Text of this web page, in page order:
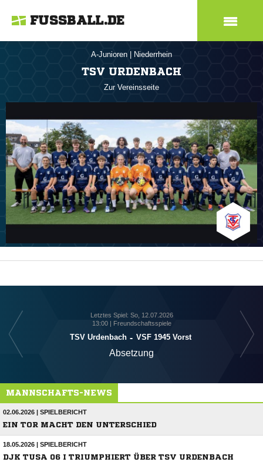
FUSSBALL.DE
A-Junioren Niederrhein
TSV URDENBACH
Zur Vereinsseite
Letztes Spiel: So, 12.07.2026
13:00 | Freundschaftsspiele
TSV Urdenbach - VSF 1945 Vorst
Absetzung
MANNSCHAFTS-NEWS
02.06.2026 | SPIELBERICHT
EIN TOR MACHT DEN UNTERSCHIED
18.05.2026 | SPIELBERICHT
DJK TUSA 06 I TRIUMPHIERT ÜBER TSV URDENBACH